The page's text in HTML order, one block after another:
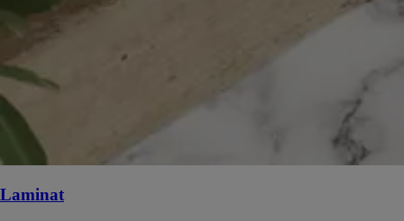
Laminat